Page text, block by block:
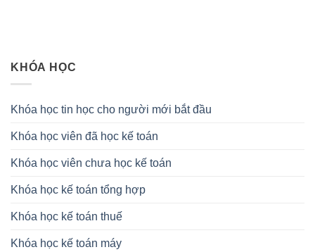
KHÓA HỌC
Khóa học tin học cho người mới bắt đầu
Khóa học viên đã học kế toán
Khóa học viên chưa học kế toán
Khóa học kế toán tổng hợp
Khóa học kế toán thuế
Khóa học kế toán máy